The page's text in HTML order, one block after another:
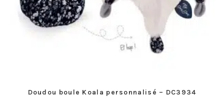
Doudou boule Koala personnalisé – DC3934